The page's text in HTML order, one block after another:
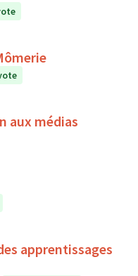
aux médias
apprentissages